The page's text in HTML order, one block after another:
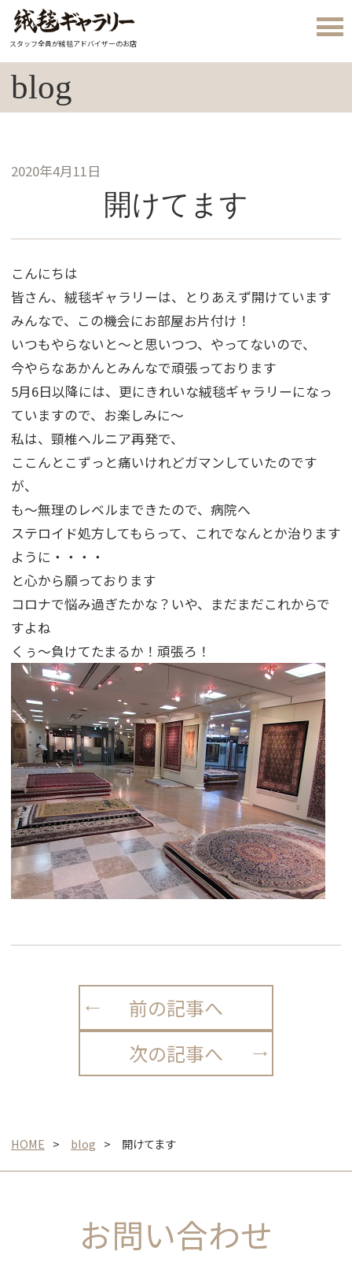
スタッフ全員が絨毯アドバイザーのお店
blog
2020年4月11日
開けてます
こんにちは
皆さん、絨毯ギャラリーは、とりあえず開けています
みんなで、この機会にお部屋お片付け！
いつもやらないと～と思いつつ、やってないので、
今やらなあかんとみんなで頑張っております
5月6日以降には、更にきれいな絨毯ギャラリーになっ
ていますので、お楽しみに～
私は、頸椎ヘルニア再発で、
ここんとこずっと痛いけれどガマンしていたのです
が、
も～無理のレベルまできたので、病院へ
ステロイド処方してもらって、これでなんとか治ります
ように・・・・
と心から願っております
コロナで悩み過ぎたかな？いや、まだまだこれからで
すよね
くぅ～負けてたまるか！頑張ろ！
前の記事へ
次の記事へ
HOME blog 開けてます
お問い合わせ